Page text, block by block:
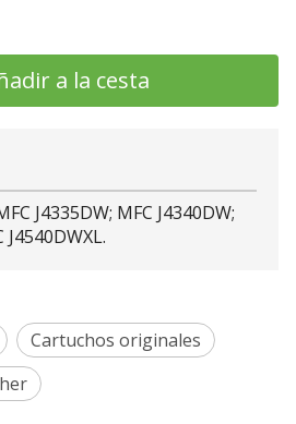
a la cesta
J4335DW; MFC J4340DW;
J4540DWXL.
Cartuchos originales